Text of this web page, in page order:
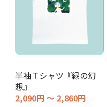
半袖Ｔシャツ『緑の幻
想』
2,090円 ～ 2,860円